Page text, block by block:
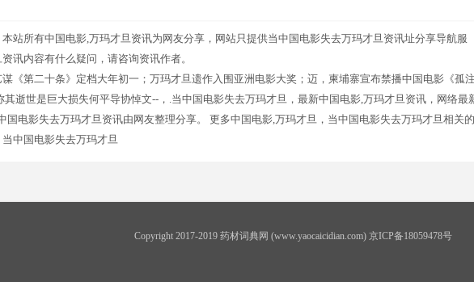
站所有中国电影,万玛才旦资讯为网友分享，网站只提供当中国电影失去万玛才旦资讯址分享导航服
讯内容有什么疑问，请咨询资讯作者。
《第二十条》定档大年初一；万玛才旦遗作入围亚洲电影大奖；迈，柬埔寨宣布禁播中国电影《孤
逝世是巨大损失何平导协悼文--，.当中国电影失去万玛才旦，最新中国电影,万玛才旦资讯，网络最
国电影失去万玛才旦资讯由网友整理分享。 更多中国电影,万玛才旦，当中国电影失去万玛才旦相关的
中国电影失去万玛才旦
Copyright 2017-2019 药材词典网 (www.yaocaicidian.com) 京ICP备18059478号